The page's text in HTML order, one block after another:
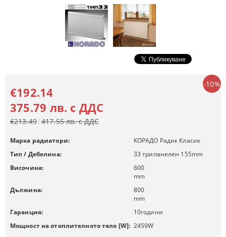
-10%
€192.14
375.79 лв. с ДДС
€213.49 417.55 лв. с ДДС
Марка радиатори:
КОРАДО Радик Класик
Тип / Дебелина:
33 трипанелен 155mm
Височина:
600
mm
Дължина:
800
mm
Гаранция:
10години
Мощност на отоплителното тяло [W]: 2459W